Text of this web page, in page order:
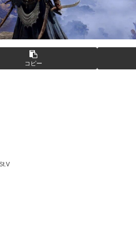
の夜
ぎていたｗｗｗｗ
(((ﾟДﾟ)))
ミホークの方が格上だったｗｗｗ
(((ﾟДﾟ)))
億円の債務超過
ぞ！
】
ネタ「創刻のファイアホイール」+埋め
するウクライナ。
コピー